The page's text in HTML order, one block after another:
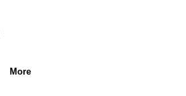
More